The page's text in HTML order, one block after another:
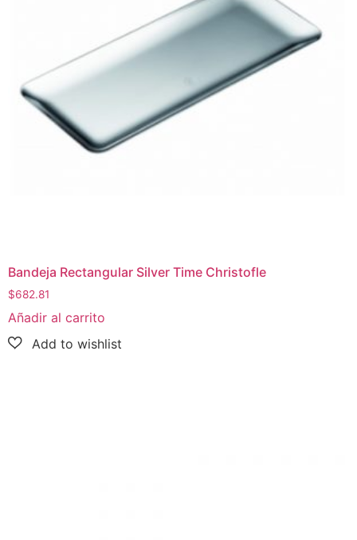
Bandeja Rectangular Silver Time Christofle
$682.81
Añadir al carrito